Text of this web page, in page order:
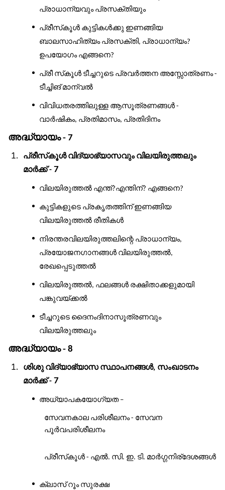
പ്രാധാന്യവും പ്രസക്തിയും
പ്രീസ്കൂൾ കുട്ടികൾക്കു ഇണങ്ങിയ
ബാലസാഹിത്യം പ്രസക്തി, പ്രാധാന്യം?
ഉപയോഗം എങ്ങനെ?
പ്രീ സ്കൂൾ ടീച്ചറുടെ പ്രവർത്തന അസ്സോത്രണം-
ടീച്ചിങ്മാന്വൽ
വിവിധതരത്തിലുള്ള ആസൂത്രണങ്ങൾ -
വാർഷികം, പ്രതിമാസം, പ്രതിദിനം
അദ്ധ്യായം- 7
പ്രീസ്കൂൾ വിദ്യാഭ്യാസവും വിലയിരുത്തലും
മാർക്ക്- 7
വിലയിരുത്തൽ എന്ത്?എന്തിന്? എങ്ങനെ?
കുട്ടികളുടെ പ്രകൃതത്തിന്ഇണങ്ങിയ
വിലയിരുത്തൽ രീതികൾ
നിരന്തരവിലയിരുത്തലിന്റെ പ്രാധാന്യം,
പ്രയോജനഗാനങ്ങൾ വിലയിരുത്തൽ,
രേഖപ്പെടുത്തൽ
വിലയിരുത്തൽ, ഫലങ്ങൾ രക്ഷിതാക്കളുമായി
പങ്കുവയ്ക്കൽ
ടീച്ചറുടെ ദൈനംദിനാസൂത്രണവും
വിലയിരുത്തലും
അദ്ധ്യായം- 8
ശിശു വിദ്യാഭ്യാസ സ്ഥാപനങ്ങൾ, സംഖാടനം
മാർക്ക്- 7
അധ്യാപകയോഗ്യത–
സേവനകാല പരിശീലനം- സേവന
പൂർവപരിശീലനം
പ്രീസ്കൂൾ - എൽ. സി. ഇ. ടി. മാർഗ്ഗനിര്ദേശങ്ങൾ
ക്ലാസ്റൂം സുരക്ഷ